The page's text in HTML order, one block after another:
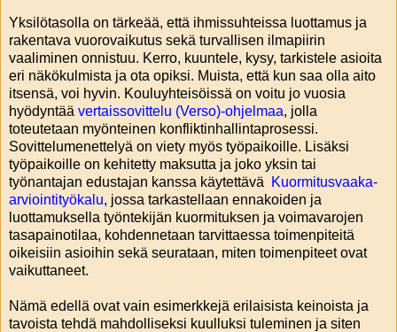
Yksilötasolla on tärkeää, että ihmissuhteissa luottamus ja
rakentava vuorovaikutus sekä turvallisen ilmapiirin
vaaliminen onnistuu. Kerro, kuuntele, kysy, tarkistele asioita
eri näkökulmista ja ota opiksi. Muista, että kun saa olla aito
itsensä, voi hyvin. Kouluyhteisöissä on voitu jo vuosia
hyödyntää vertaissovittelu (Verso)-ohjelmaa, jolla
toteutetaan myönteinen konfliktinhallintaprosessi.
Sovittelumenettelyä on viety myös työpaikoille. Lisäksi
työpaikoille on kehitetty maksutta ja joko yksin tai
työnantajan edustajan kanssa käytettävä
Kuormitusvaaka-
arviointityökalu, jossa tarkastellaan ennakoiden ja
luottamuksella työntekijän kuormituksen ja voimavarojen
tasapainotilaa, kohdennetaan tarvittaessa toimenpiteitä
oikeisiin asioihin sekä seurataan, miten toimenpiteet ovat
vaikuttaneet.
Nämä edellä ovat vain esimerkkejä erilaisista keinoista ja
tavoista tehdä mahdolliseksi kuulluksi tuleminen ja siten